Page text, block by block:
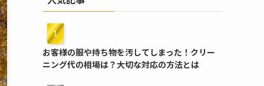
お客様の服や持ち物を汚してしまった！クリー
ニング代の相場は？大切な対応の方法とは